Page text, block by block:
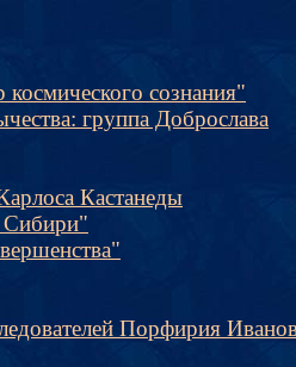
сознания"
группа Доброслава
Кастанеды
Сибири"
Порфирия